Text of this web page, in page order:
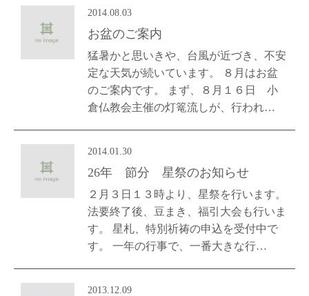
2014.08.03
お盆のご案内
猛暑かと思いきや、台風が近づき、不安
定な天気が続いています。 ８月はお盆
のご案内です。 まず、８月１６日 小
倉仏教会主催の灯篭流しが、行われ…
2014.01.30
26年 節分 星祭のお知らせ
２月３日１３時より、星祭を行います。
法要終了後、豆まき、福引大会も行いま
す。 星札、特別祈祷の申込を受付中で
す。 一年の行事で、一番大きな行…
2013.12.09